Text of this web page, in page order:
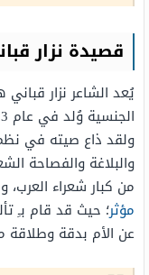
قصيدة نزار
يُعد الشاعر نزار
ولقد ذاع صيته في
والبلاغة والفصاحة
من كبار شعراء
مؤثر؛ حيث قد قام بـِ
عن الأم بدقة وطلاقة